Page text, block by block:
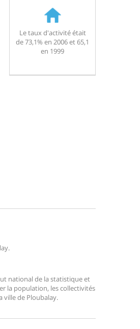
Le taux d'activité était
de 73,1% en 2006 et 65,1
en 1999
national de la statistique et
la population, les collectivités
ville de Ploubalay.